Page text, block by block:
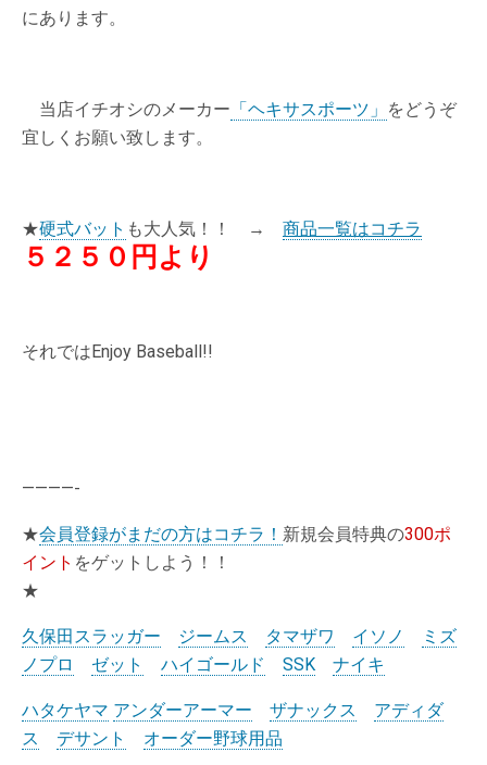
にあります。
当店イチオシのメーカー 「ヘキサスポーツ」 をどうぞ
宜しくお願い致します。
★硬式バット も大人気！！ → 商品一覧はコチラ
５２５０円より
それではEnjoy Baseball!!
————-
★会員登録がまだの方はコチラ！ 新規会員特典の300ポ
イント をゲットしよう！！
★
久保田スラッガー ジームス タマザワ イソノ
ミズ
ノプロ
ゼット ハイゴールド SSK ナイキ
ハタケヤマ アンダーアーマー ザナックス
アディダ
ス
デサント オーダー野球用品